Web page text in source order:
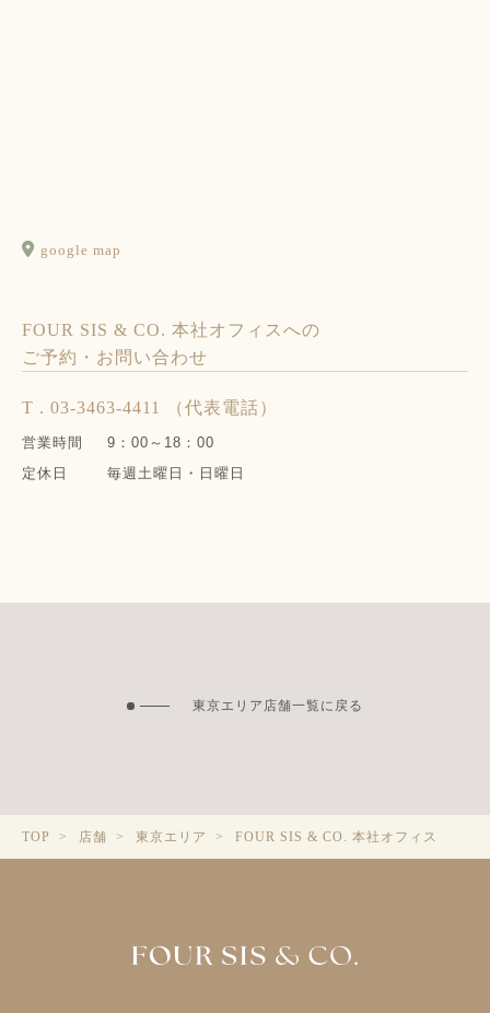
google map
FOUR SIS & CO. 本社オフィスへの
ご予約・お問い合わせ
T . 03-3463-4411 （代表電話）
営業時間
9：00～18：00
定休日
毎週土曜日・日曜日
東京エリア店舗一覧に戻る
TOP 店舗 東京エリア FOUR SIS & CO. 本社オフィス